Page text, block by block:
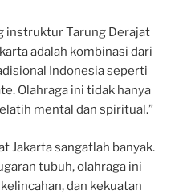
instruktur Tarung Derajat
adalah kombinasi dari
Indonesia seperti
Olahraga ini tidak hanya
mental dan spiritual.”
Jakarta sangatlah banyak.
tubuh, olahraga ini
dan kekuatan